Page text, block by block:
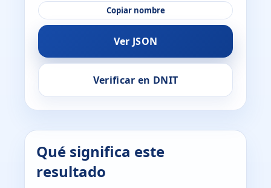
Copiar nombre
Ver JSON
Verificar en DNIT
Qué significa este
resultado